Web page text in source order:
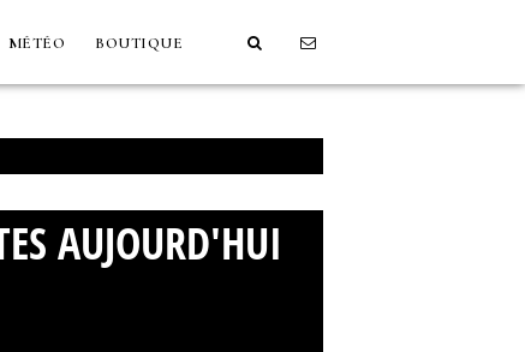
MÉTÉO BOUTIQUE
AUJOURD'HUI